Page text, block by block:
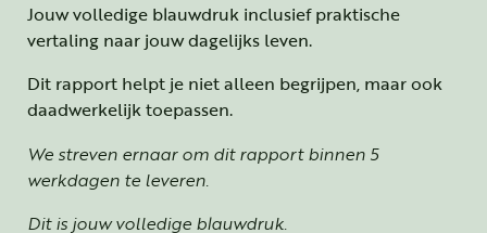
Jouw volledige blauwdruk inclusief praktische
vertaling naar jouw dagelijks leven.
Dit rapport helpt je niet alleen begrijpen, maar ook
daadwerkelijk toepassen.
We streven ernaar om dit rapport binnen 5
werkdagen te leveren.
Dit is jouw volledige blauwdruk.